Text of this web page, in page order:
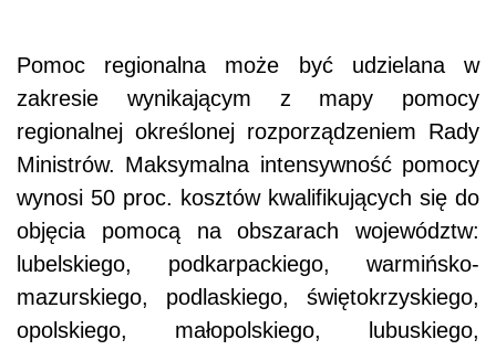
Pomoc regionalna może być udzielana w
zakresie wynikającym z mapy pomocy
regionalnej określonej rozporządzeniem Rady
Ministrów. Maksymalna intensywność pomocy
wynosi 50 proc. kosztów kwalifikujących się do
objęcia pomocą na obszarach województw:
lubelskiego, podkarpackiego, warmińsko-
mazurskiego, podlaskiego, świętokrzyskiego,
opolskiego, małopolskiego, lubuskiego,